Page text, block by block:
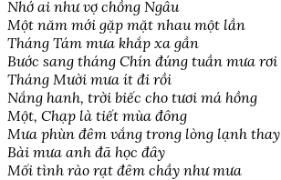
Nhớ ai như vợ chồng Ngâu
Một năm mới gặp mặt nhau một lần
Tháng Tám mưa khắp xa gần
Bước sang tháng Chín đúng tuần mưa rơi
Tháng Mười mưa ít đi rồi
Nắng hanh, trời biếc cho tươi má hồng
Một, Chạp là tiết mùa đông
Mưa phùn đêm vắng trong lòng lạnh thay
Bài mưa anh đã học đây
Mối tình rào rạt đêm chầy như mưa